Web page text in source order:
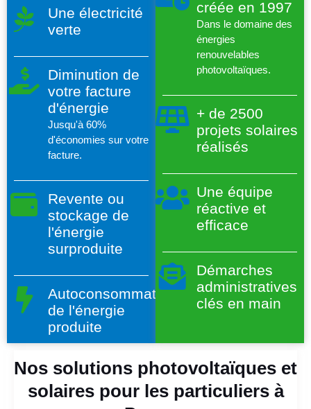
Une électricité
verte
Diminution de
votre facture
d'énergie
Jusqu'à 60%
d'économies sur votre
facture.
Revente ou
stockage de
l'énergie
surproduite
Autoconsommation
de l'énergie
produite
créée en 1997
Dans le domaine des
énergies
renouvelables
photovoltaïques.
+ de 2500
projets solaires
réalisés
Une équipe
réactive et
efficace
Démarches
administratives
clés en main
Nos solutions photovoltaïques et
solaires pour les particuliers à